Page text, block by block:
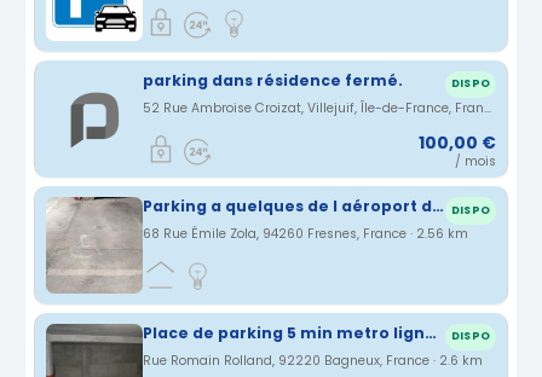
parking dans résidence fermé. DISPO
52 Rue Ambroise Croizat, Villejuif, Île-de-France, France · 2.53 km
100,00 €
/ mois
Parking a quelques de l aéroport d orly DISPO
68 Rue Émile Zola, 94260 Fresnes, France · 2.56 km
Place de parking 5 min metro ligne 4 DISPO
Rue Romain Rolland, 92220 Bagneux, France · 2.6 km